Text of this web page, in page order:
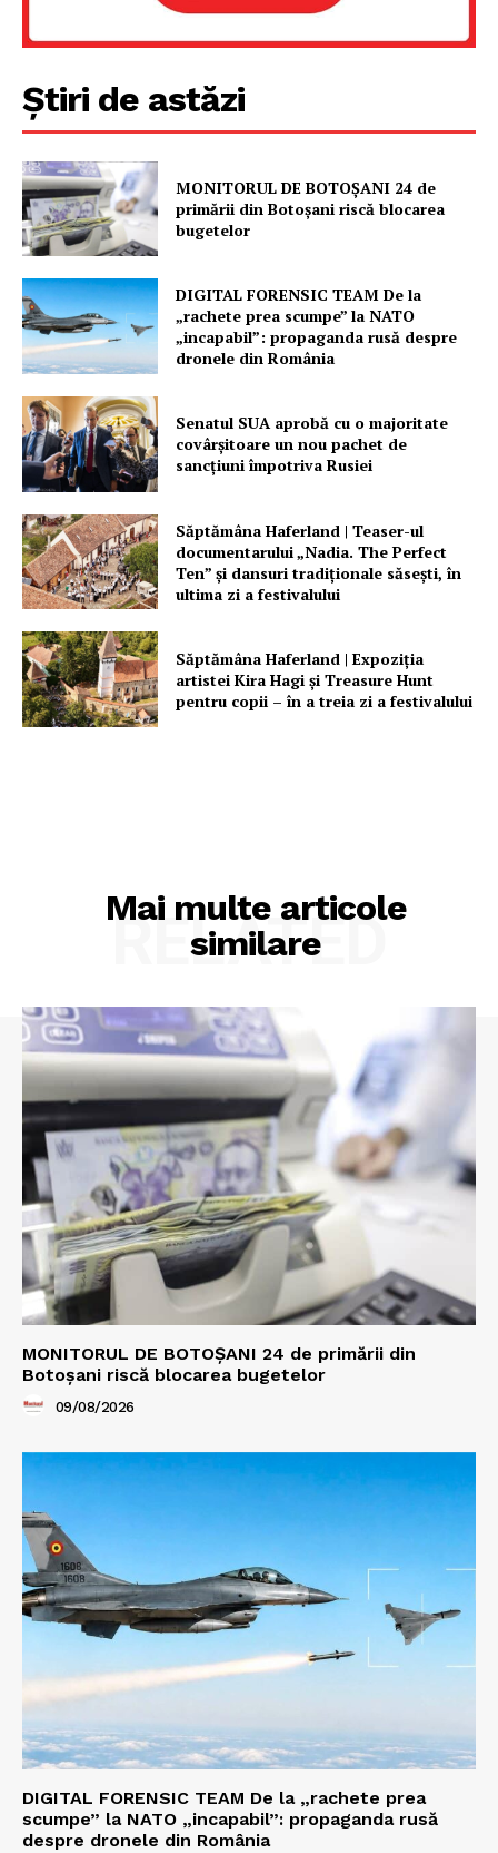
Un proiect
FREEDOM HOUSE ROMÂNIA
PRESShub
Despre noi / Echipa
Proiecte editoriale
Rețea
Contact
Știri de astăzi
MONITORUL DE BOTOȘANI 24 de
primării din Botoșani riscă blocarea
bugetelor
DIGITAL FORENSIC TEAM De la
„rachete prea scumpe” la NATO
„incapabil”: propaganda rusă despre
dronele din România
Senatul SUA aprobă cu o majoritate
covârșitoare un nou pachet de
sancțiuni împotriva Rusiei
Săptămâna Haferland | Teaser-ul
documentarului „Nadia. The Perfect
Ten” şi dansuri tradiţionale săseşti, în
ultima zi a festivalului
Săptămâna Haferland | Expoziţia
artistei Kira Hagi şi Treasure Hunt
pentru copii – în a treia zi a festivalului
Mai multe articole
similare
RELATED
MONITORUL DE BOTOȘANI 24 de primării din
Botoșani riscă blocarea bugetelor
09/08/2026
DIGITAL FORENSIC TEAM De la „rachete prea
scumpe” la NATO „incapabil”: propaganda rusă
despre dronele din România